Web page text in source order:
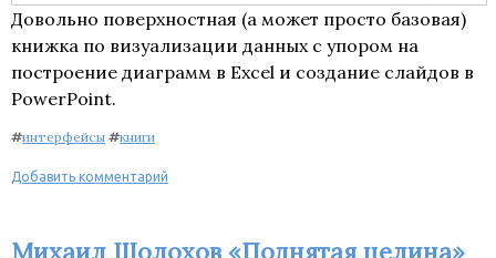
Довольно поверхностная (а может просто базовая)
книжка по визуализации данных с упором на
построение диаграмм в Excel и создание слайдов в
PowerPoint.
#интерфейсы #книги
Добавить комментарий
Михаил Шолохов «Поднятая целина»